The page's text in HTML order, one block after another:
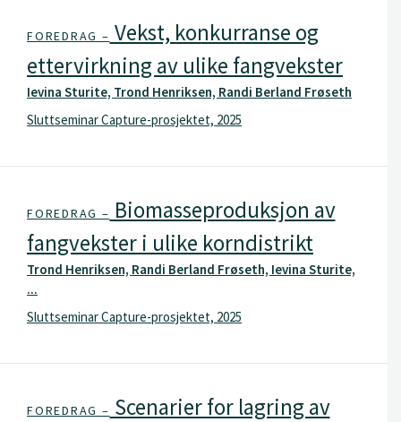
FOREDRAG – Vekst, konkurranse og
ettervirkning av ulike fangvekster
Ievina Sturite, Trond Henriksen, Randi Berland Frøseth
Sluttseminar Capture-prosjektet, 2025
FOREDRAG – Biomasseproduksjon av
fangvekster i ulike korndistrikt
Trond Henriksen, Randi Berland Frøseth, Ievina Sturite,
...
Sluttseminar Capture-prosjektet, 2025
FOREDRAG – Scenarier for lagring av